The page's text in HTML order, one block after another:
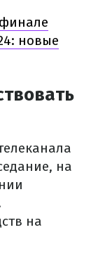
новые
на
на